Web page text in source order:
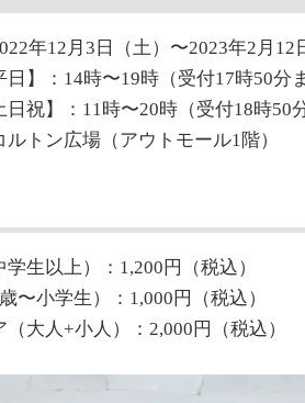
年12月3日（土）〜2023年2月12
日】：14時〜19時（受付17時50分
日祝】：11時〜20時（受付18時50
ルトン広場（アウトモール1階）
学生以上）：1,200円（税込）
〜小学生）：1,000円（税込）
（大人+小人）：2,000円（税込）